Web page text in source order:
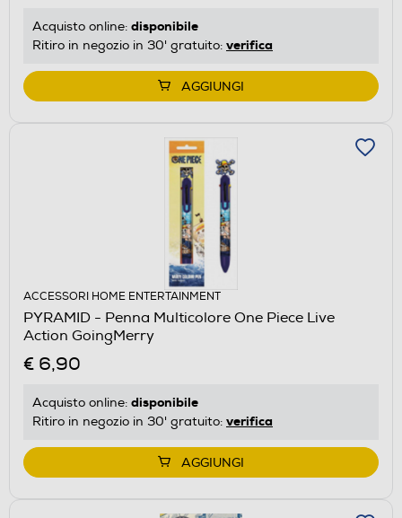
Acquisto online: disponibile
Ritiro in negozio in 30' gratuito: verifica
AGGIUNGI
ACCESSORI HOME ENTERTAINMENT
PYRAMID - Penna Multicolore One Piece Live
Action GoingMerry
€ 6,90
Acquisto online: disponibile
Ritiro in negozio in 30' gratuito: verifica
AGGIUNGI